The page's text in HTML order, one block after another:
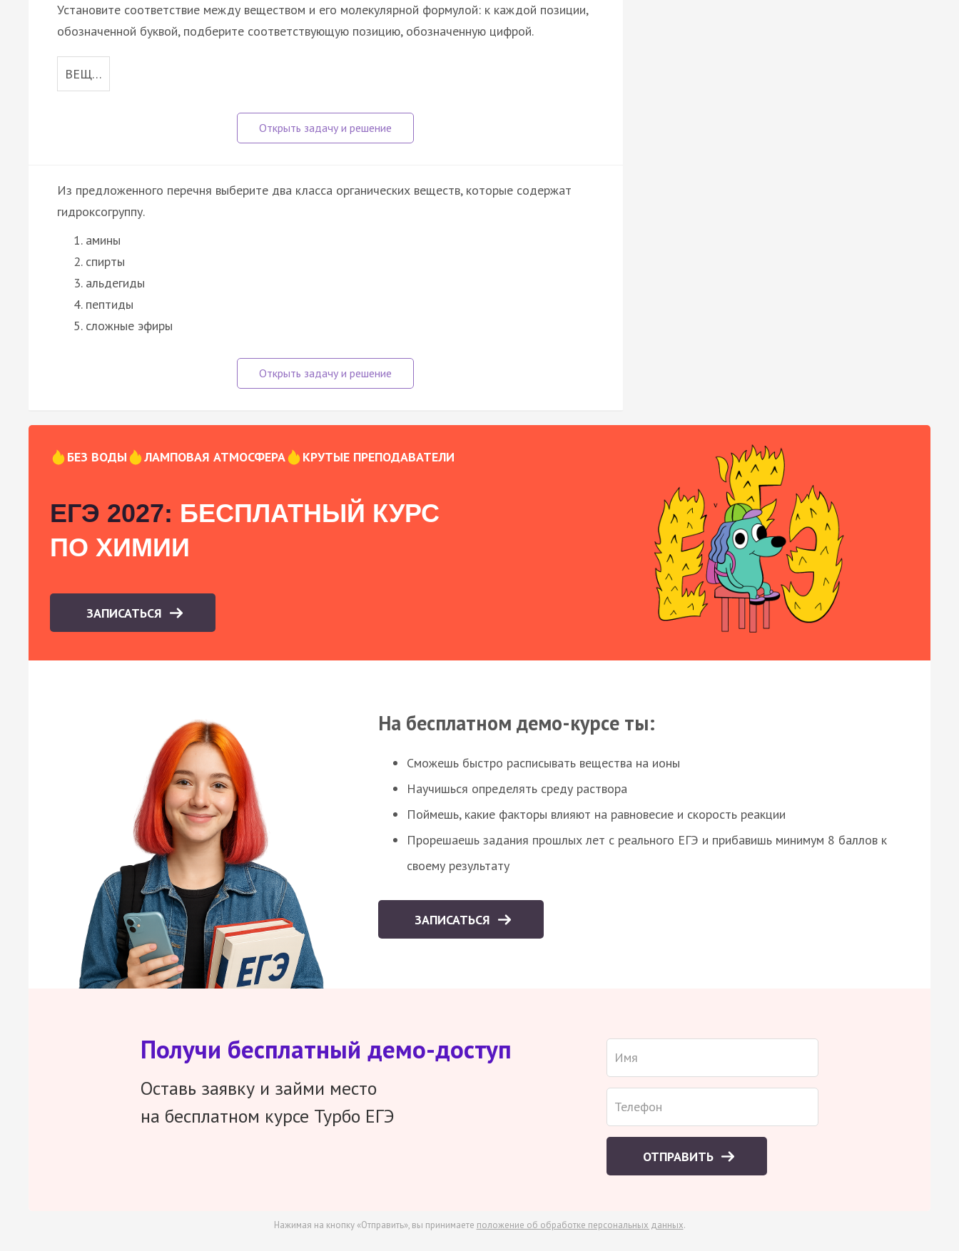
Установите соответствие между веществом и его молекулярной формулой: к каждой позиции,
обозначенной буквой, подберите соответствующую позицию, обозначенную цифрой.
ВЕЩ…
Из предложенного перечня выберите два класса органических веществ, которые содержат
гидроксогруппу.
амины
спирты
альдегиды
пептиды
сложные эфиры
БЕЗ ВОДЫ ЛАМПОВАЯ АТМОСФЕРА КРУТЫЕ ПРЕПОДАВАТЕЛИ
ЕГЭ 2027: БЕСПЛАТНЫЙ КУРС
ПО ХИМИИ
ЗАПИСАТЬСЯ
На бесплатном демо-курсе ты:
Сможешь быстро расписывать вещества на ионы
Научишься определять среду раствора
Поймешь, какие факторы влияют на равновесие и скорость реакции
Прорешаешь задания прошлых лет с реального ЕГЭ и прибавишь минимум 8 баллов к
своему результату
ЗАПИСАТЬСЯ
Получи бесплатный демо-доступ
Оставь заявку и займи место
на бесплатном курсе Турбо ЕГЭ
ОТПРАВИТЬ
Нажимая на кнопку «Отправить», вы принимаете положение об обработке персональных данных.